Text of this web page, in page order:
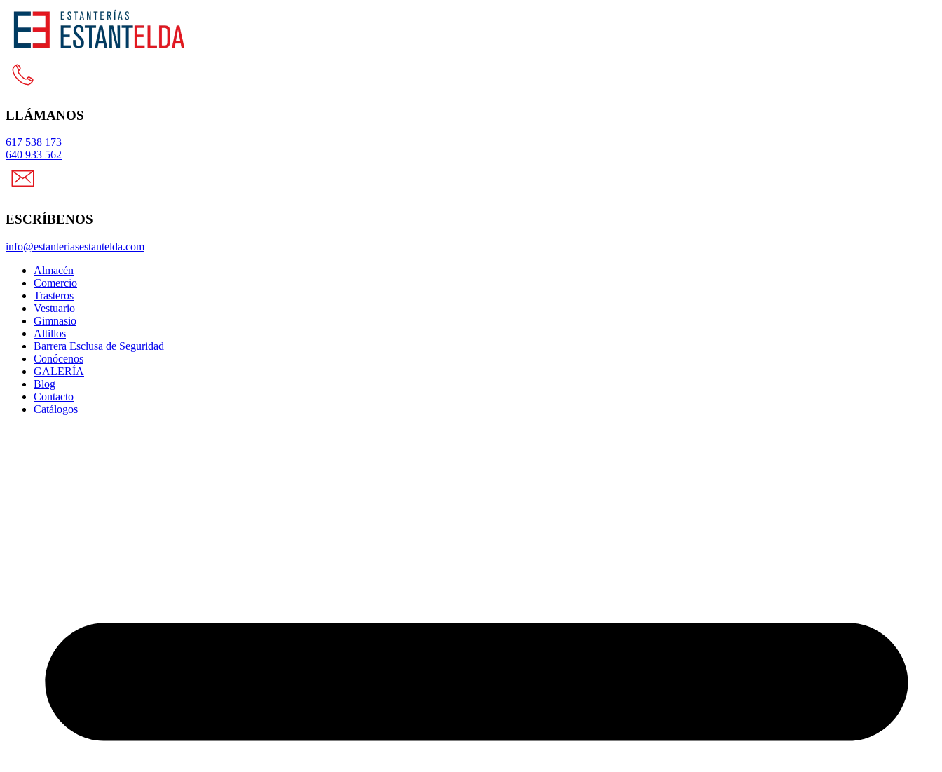
contenido
LLÁMANOS
617 538 173
640 933 562
ESCRÍBENOS
info@estanteriasestantelda.com
Almacén
Comercio
Trasteros
Vestuario
Gimnasio
Altillos
Barrera Esclusa de Seguridad
Conócenos
GALERÍA
Blog
Contacto
Catálogos